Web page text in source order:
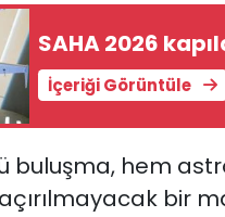
SAHA 2026
İçeriği Görüntüle
buluşma, hem
bir